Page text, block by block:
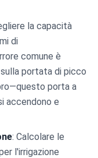
la capacità
di
comune è
portata di picco
porta a
accendono e
: Calcolare le
l'irrigazione